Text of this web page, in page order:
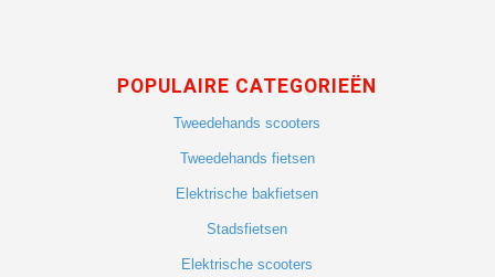
POPULAIRE CATEGORIEËN
Tweedehands scooters
Tweedehands fietsen
Elektrische bakfietsen
Stadsfietsen
Elektrische scooters